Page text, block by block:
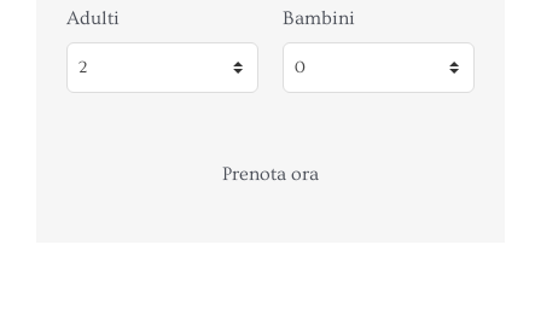
Adulti Bambini